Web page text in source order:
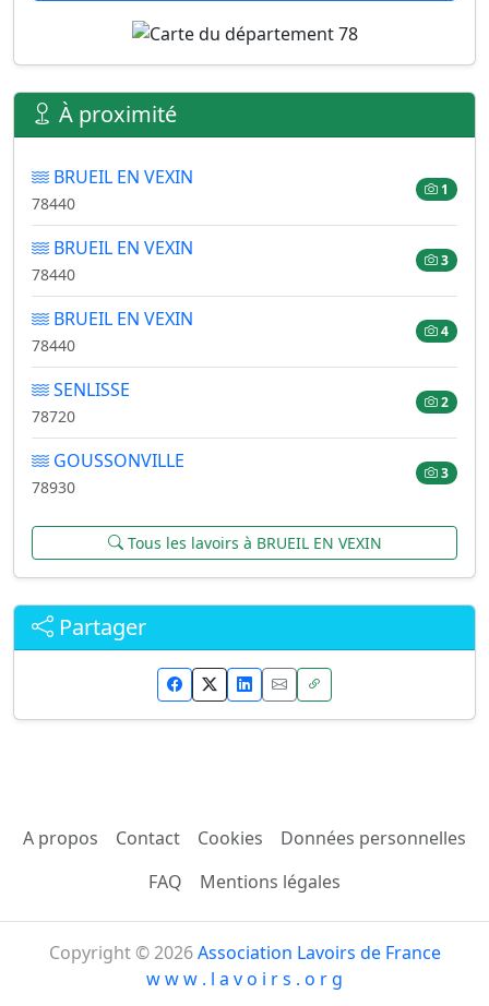
À proximité
BRUEIL EN VEXIN
78440
1
BRUEIL EN VEXIN
78440
3
BRUEIL EN VEXIN
78440
4
SENLISSE
78720
2
GOUSSONVILLE
78930
3
Tous les lavoirs à BRUEIL EN VEXIN
Partager
A propos Contact Cookies
Données personnelles
FAQ
Mentions légales
Copyright © 2026Association Lavoirs de France
w w w . l a v o i r s . o r g